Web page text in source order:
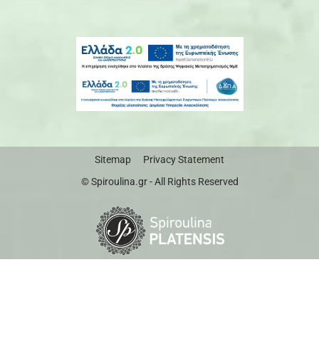
Sitemap
Privacy Statement
© Spiroulina.gr - All Rights Reserved